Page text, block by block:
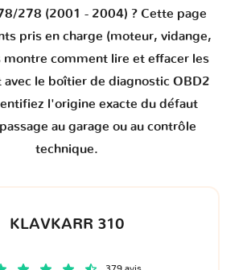
278 (2001 - 2004) ? Cette page
pris en charge (moteur, vidange,
montre comment lire et effacer les
avec le boîtier de diagnostic OBD2
l'origine exacte du défaut
au garage ou au contrôle
technique.
KLAVKARR 310